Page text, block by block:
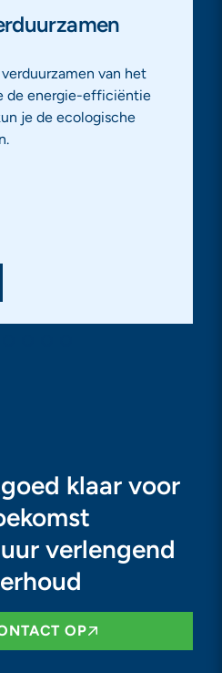
van het
de energie-efficiëntie
je de ecologische
klaar voor
verlengend
OP